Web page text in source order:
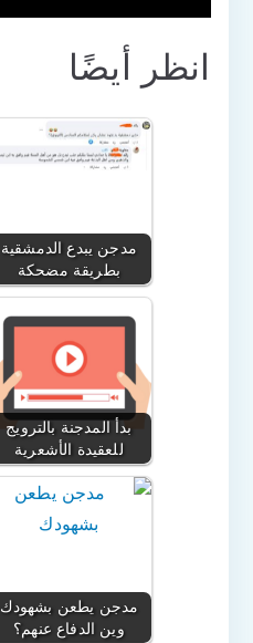
انظر أيضًا
مدجن يبدع الدمشقية
بطريقة مضحكة
بدأ المدجنة بالترويج
للعقيدة الأشعرية
مدجن يطعن بشهودك
وين الدفاع عنهم؟